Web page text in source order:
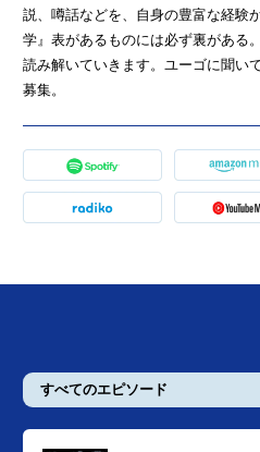
説、噂話などを、自身の豊富な経験
学』表があるものには必ず裏がある
読み解いていきます。ユーゴに聞い
募集。
すべてのエピソード